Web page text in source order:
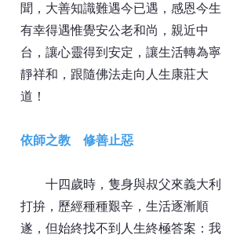
聞，大善知識難遇今已遇，感恩今生
有幸得遇惟覺安公老和尚，親近中
台，讓心靈得到安定，讓生活轉為寧
靜祥和，跟隨佛法走向人生康莊大
道！
依師之教 修善止惡
十四歲時，隻身與叔父來義大利
打拚，歷經種種艱辛，生活逐漸順
遂，但始終找不到人生終極答案：我